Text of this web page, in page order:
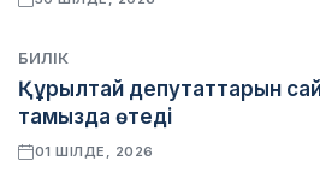
БИЛІК
Құрылтай депутаттарын
тамызда өтеді
01 ШІЛДЕ, 2026